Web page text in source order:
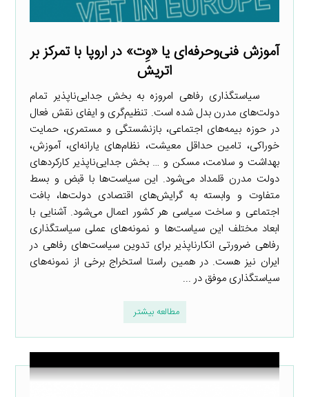
آموزش فنی‌وحرفه‌ای یا «وِت» در اروپا با تمرکز بر
اتریش
سیاستگذاری رفاهی امروزه به بخش جدایی‌ناپذیر تمام
دولت‌های مدرن بدل شده است. تنظیم‌گری و ایفای نقش فعال
در حوزه بیمه‌های اجتماعی، بازنشستگی و مستمری، حمایت
خوراکی، تامین حداقل معیشت، نظام‌های یارانه‌ای، آموزش،
بهداشت و سلامت، مسکن و … بخش جدایی‌ناپذیر کارکردهای
دولت مدرن قلمداد می‌شود. این سیاست‌ها با قبض و بسط
متفاوت و وابسته به گرایش‌های اقتصادی دولت‌ها، بافت
اجتماعی و ساخت سیاسی هر کشور اعمال می‌شود. آشنایی با
ابعاد مختلف این سیاست‌ها و نمونه‌های عملی سیاستگذاری
رفاهی ضرورتی انکارناپذیر برای تدوین سیاست‌های رفاهی در
ایران نیز هست. در همین راستا استخراج برخی از نمونه‌های
سیاستگذاری موفق در ...
مطالعه بیشتر